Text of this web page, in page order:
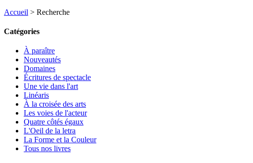
Accueil > Recherche
Catégories
À paraître
Nouveautés
Domaines
Écritures de spectacle
Une vie dans l'art
Linéaris
À la croisée des arts
Les voies de l'acteur
Quatre côtés égaux
L'Oeil de la letra
La Forme et la Couleur
Tous nos livres